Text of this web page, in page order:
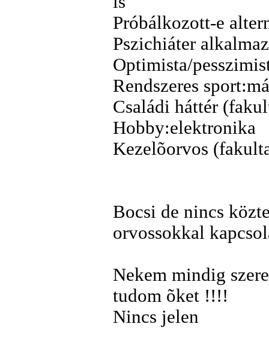
Próbálkozott-e
Pszichiáter
Optimista/
Rendszeres
Családi háttér
Hobby:elektronika
Kezelõorvos
Bocsi de nincs
orvossokkal
Nekem mindig
tudom õket !!!!
Nincs jelen